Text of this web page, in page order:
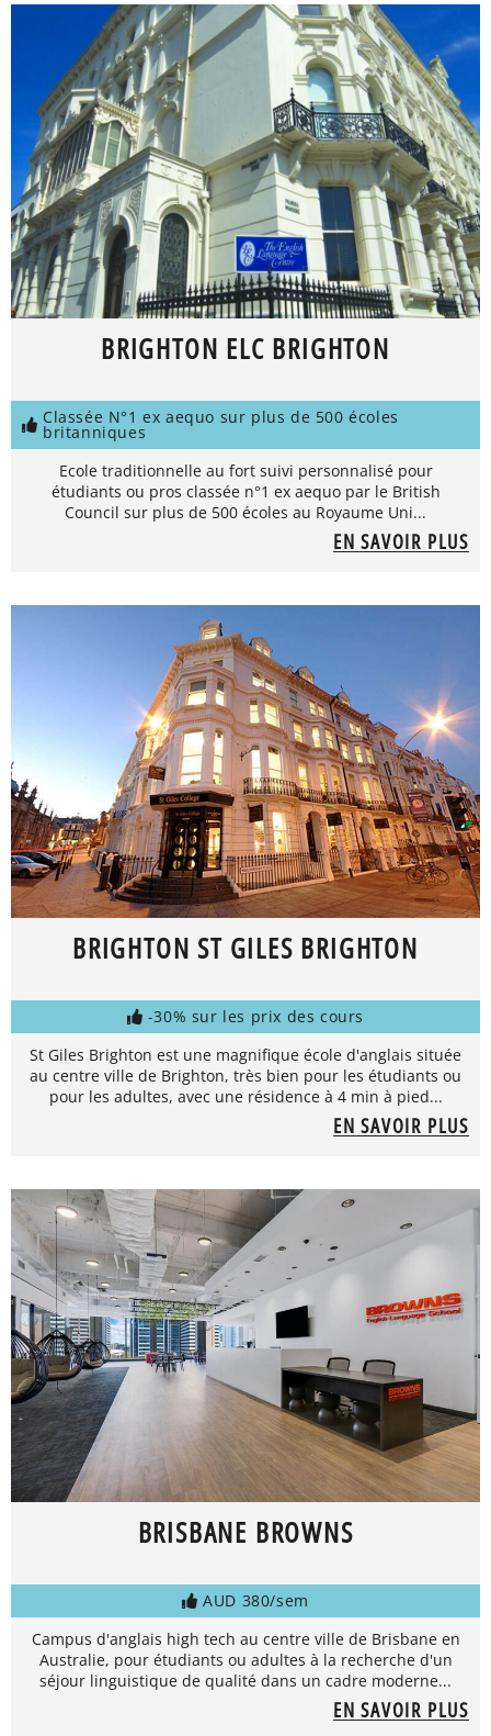
BRIGHTON ELC BRIGHTON
Classée N°1 ex aequo sur plus de 500 écoles
britanniques
Ecole traditionnelle au fort suivi personnalisé pour
étudiants ou pros classée n°1 ex aequo par le British
Council sur plus de 500 écoles au Royaume Uni...
EN SAVOIR PLUS
BRIGHTON ST GILES BRIGHTON
-30% sur les prix des cours
St Giles Brighton est une magnifique école d'anglais située
au centre ville de Brighton, très bien pour les étudiants ou
pour les adultes, avec une résidence à 4 min à pied...
EN SAVOIR PLUS
BRISBANE BROWNS
AUD 380/sem
Campus d'anglais high tech au centre ville de Brisbane en
Australie, pour étudiants ou adultes à la recherche d'un
séjour linguistique de qualité dans un cadre moderne...
EN SAVOIR PLUS